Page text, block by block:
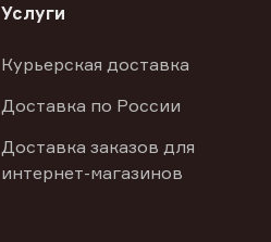
Услуги
Курьерская доставка
Доставка по России
Доставка заказов для
интернет-магазинов